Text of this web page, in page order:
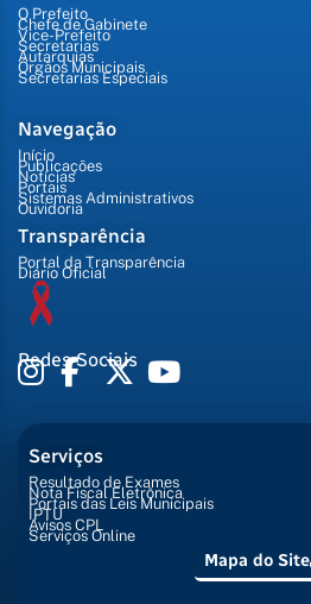
O Prefeito
Chefe de Gabinete
Vice-Prefeito
Secretarias
Autarquias
Órgãos Municipais
Secretarias Especiais
Navegação
Início
Publicações
Notícias
Portais
Sistemas Administrativos
Ouvidoria
Transparência
Portal da Transparência
Diário Oficial
Redes Sociais
Serviços
Resultado de Exames
Nota Fiscal Eletrônica
Portais das Leis Municipais
IPTU
Avisos CPL
Serviços Online
Mapa do Site